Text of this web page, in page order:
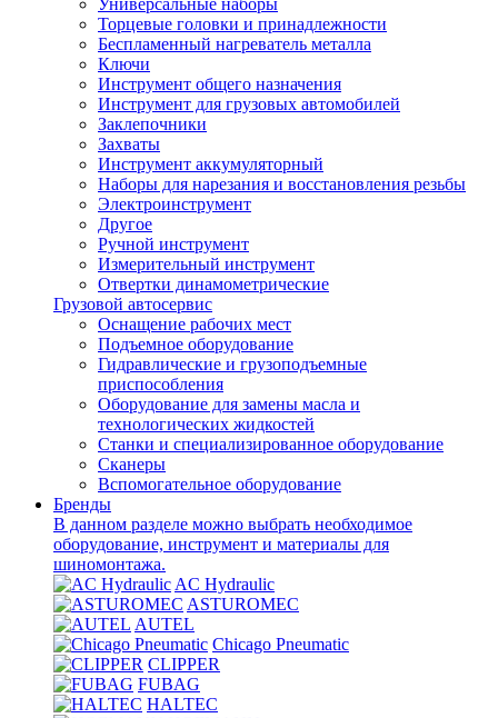
Универсальные наборы
Торцевые головки и принадлежности
Беспламенный нагреватель металла
Ключи
Инструмент общего назначения
Инструмент для грузовых автомобилей
Заклепочники
Захваты
Инструмент аккумуляторный
Наборы для нарезания и восстановления резьбы
Электроинструмент
Другое
Ручной инструмент
Измерительный инструмент
Отвертки динамометрические
Грузовой автосервис
Оснащение рабочих мест
Подъемное оборудование
Гидравлические и грузоподъемные
приспособления
Оборудование для замены масла и
технологических жидкостей
Станки и специализированное оборудование
Сканеры
Вспомогательное оборудование
Бренды
В данном разделе можно выбрать необходимое
оборудование, инструмент и материалы для
шиномонтажа.
AC Hydraulic
ASTUROMEC
AUTEL
Chicago Pneumatic
CLIPPER
FUBAG
HALTEC